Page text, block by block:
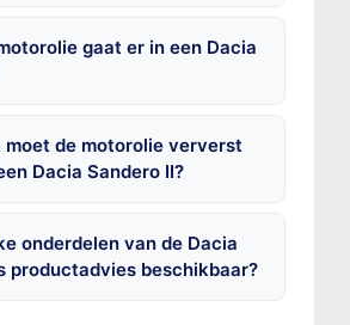
gaat er in een Dacia
moet de motorolie ververst
Dacia Sandero II?
onderdelen van de Dacia
productadvies beschikbaar?